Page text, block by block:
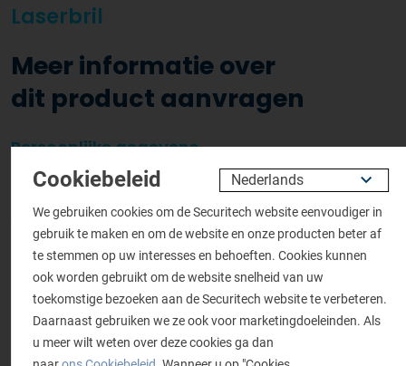
Laserbril
Meer informatie over
dit product aanvragen
Persoonlijke gegevens
Aanhef *
De heer Mevrouw
Naam*
Bedrijfsnaam
Cookiebeleid
We gebruiken cookies om de Securitech website eenvoudiger in
gebruik te maken en om de website en onze producten beter af
te stemmen op uw interesses en behoeften. Cookies kunnen
ook worden gebruikt om de website snelheid van uw
toekomstige bezoeken aan de Securitech website te verbeteren.
Daarnaast gebruiken we ze ook voor marketingdoeleinden. Als
u meer wilt weten over deze cookies ga dan